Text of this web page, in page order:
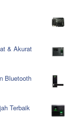
& Akurat
Bluetooth
Terbaik